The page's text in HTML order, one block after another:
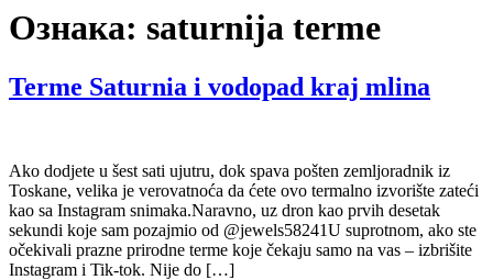
Ознака: saturnija terme
Terme Saturnia i vodopad kraj mlina
Ako dodjete u šest sati ujutru, dok spava pošten zemljoradnik iz
Toskane, velika je verovatnoća da ćete ovo termalno izvorište zateći
kao sa Instagram snimaka.Naravno, uz dron kao prvih desetak
sekundi koje sam pozajmio od @jewels58241U suprotnom, ako ste
očekivali prazne prirodne terme koje čekaju samo na vas – izbrišite
Instagram i Tik-tok. Nije do […]